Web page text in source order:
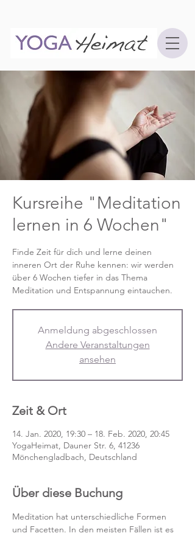
Kursreihe "Meditation
lernen in 6 Wochen"
Finde Zeit für dich und lerne deinen
inneren Ort der Ruhe kennen: wir werden
über 6 Wochen tiefer in das Thema
Meditation und Entspannung eintauchen.
Anmeldung abgeschlossen
Andere Veranstaltungen
ansehen
Zeit & Ort
14. Jan. 2020, 19:30 – 18. Feb. 2020, 20:45
YogaHeimat, Dauner Str. 6, 41236
Mönchengladbach, Deutschland
Über diese Buchung
Meditation hat unterschiedliche Formen
und Facetten. In den meisten Fällen ist es